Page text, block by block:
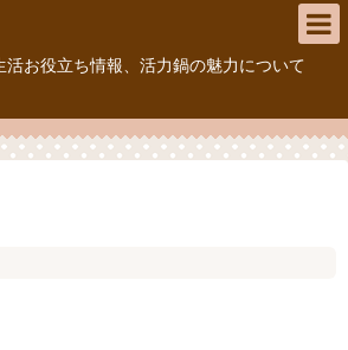
お役立ち情報、活力鍋の魅力について